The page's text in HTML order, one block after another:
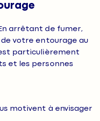
arrêtant de fumer,
de votre entourage au
particulièrement
et les personnes
motivent à envisager